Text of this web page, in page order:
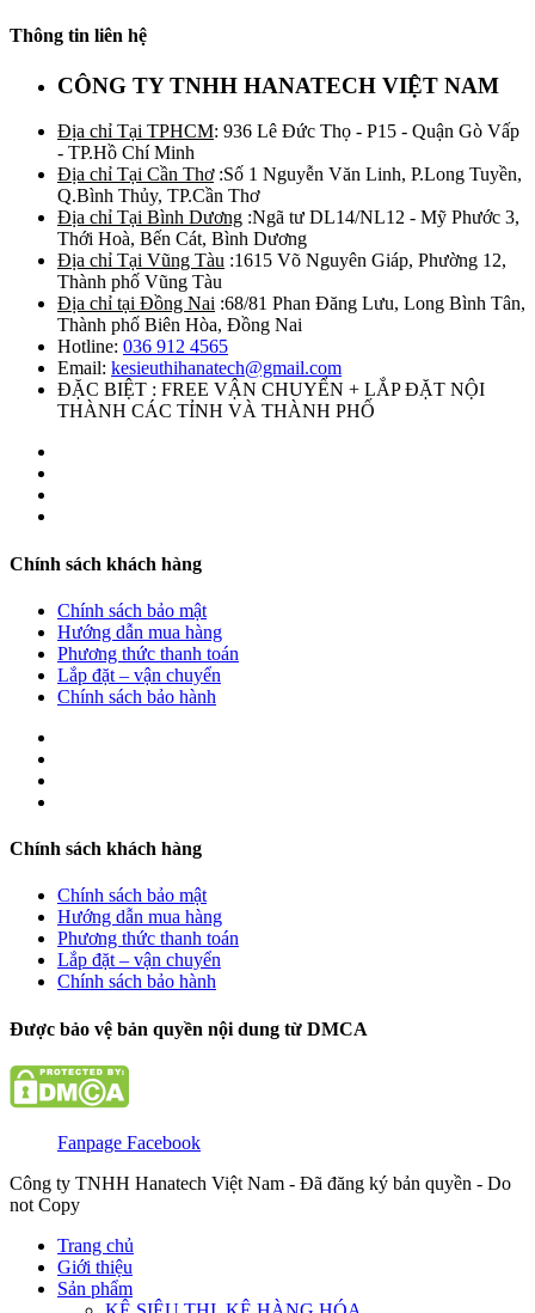
Thông tin liên hệ
CÔNG TY TNHH HANATECH VIỆT NAM
Địa chỉ Tại TPHCM: 936 Lê Đức Thọ - P15 - Quận Gò Vấp
- TP.Hồ Chí Minh
Địa chỉ Tại Cần Thơ:Số 1 Nguyễn Văn Linh, P.Long Tuyền,
Q.Bình Thủy, TP.Cần Thơ
Địa chỉ Tại Bình Dương :Ngã tư DL14/NL12 - Mỹ Phước 3,
Thới Hoà, Bến Cát, Bình Dương
Địa chỉ Tại Vũng Tàu :1615 Võ Nguyên Giáp, Phường 12,
Thành phố Vũng Tàu
Địa chỉ tại Đồng Nai :68/81 Phan Đăng Lưu, Long Bình Tân,
Thành phố Biên Hòa, Đồng Nai
Hotline: 036 912 4565
Email: kesieuthihanatech@gmail.com
ĐẶC BIỆT : FREE VẬN CHUYỂN + LẮP ĐẶT NỘI
THÀNH CÁC TỈNH VÀ THÀNH PHỐ
Chính sách khách hàng
Chính sách bảo mật
Hướng dẫn mua hàng
Phương thức thanh toán
Lắp đặt – vận chuyển
Chính sách bảo hành
Chính sách khách hàng
Chính sách bảo mật
Hướng dẫn mua hàng
Phương thức thanh toán
Lắp đặt – vận chuyển
Chính sách bảo hành
Được bảo vệ bản quyền nội dung từ DMCA
Fanpage Facebook
Công ty TNHH Hanatech Việt Nam - Đã đăng ký bản quyền - Do
not Copy
Trang chủ
Giới thiệu
Sản phẩm